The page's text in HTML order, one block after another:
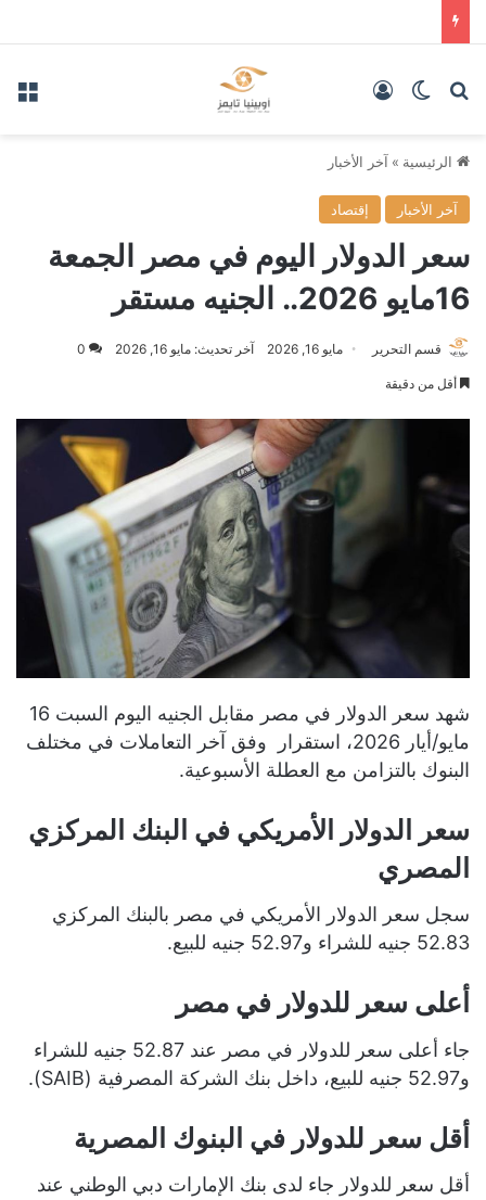
بحث عنالوضع المظلم
الرئيسية » آخر الأخبار
آخر الأخبار إقتصاد
سعر الدولار اليوم في مصر الجمعة
16مايو 2026.. الجنيه مستقر
قسم التحرير مايو 16, 2026 آخر تحديث: مايو 16, 2026 0
أقل من دقيقة
شهد سعر الدولار في مصر مقابل الجنيه اليوم السبت 16
مايو/أيار 2026، استقرار وفق آخر التعاملات في مختلف
البنوك بالتزامن مع العطلة الأسبوعية.
سعر الدولار الأمريكي في البنك المركزي
المصري
سجل سعر الدولار الأمريكي في مصر بالبنك المركزي
52.83 جنيه للشراء و52.97 جنيه للبيع.
أعلى سعر للدولار في مصر
جاء أعلى سعر للدولار في مصر عند 52.87 جنيه للشراء
و52.97 جنيه للبيع، داخل بنك الشركة المصرفية (SAIB).
أقل سعر للدولار في البنوك المصرية
أقل سعر للدولار جاء لدى بنك الإمارات دبي الوطني عند